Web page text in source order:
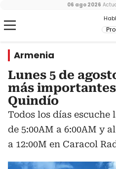
06 ago 2026
Armenia
Lunes 5 de
más
Quindío
Todos los días
de 5:00AM a 6:00AM y
a 12:00M en Caracol